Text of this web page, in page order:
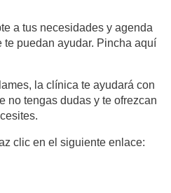
a tus necesidades y agenda
te puedan ayudar. Pincha aquí
la clínica te ayudará con
no tengas dudas y te ofrezcan
clic en el siguiente enlace: